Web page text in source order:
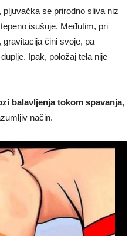
se prirodno sliva niz
isušuje. Međutim, pri
čini svoje, pa
Ipak, položaj tela nije
balavljenja tokom spavanja,
način.